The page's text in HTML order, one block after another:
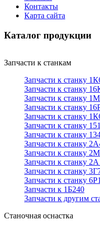
Контакты
Карта сайта
Каталог продукции
Запчасти к станкам
Запчасти к станку
Запчасти к станку
Запчасти к станку
Запчасти к станку
Запчасти к станку
Запчасти к станку
Запчасти к станку
Запчасти к станку
Запчасти к станку
Запчасти к станку
Запчасти к станку
Запчасти к станку
Запчасти к 1Б240
Запчасти к другим
Станочная оснастка